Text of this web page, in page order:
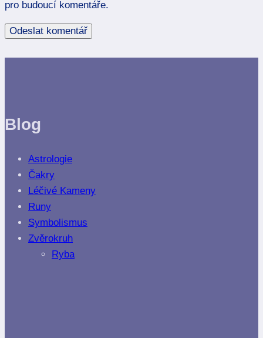
pro budoucí komentáře.
Blog
Astrologie
Čakry
Léčivé Kameny
Runy
Symbolismus
Zvěrokruh
Ryba